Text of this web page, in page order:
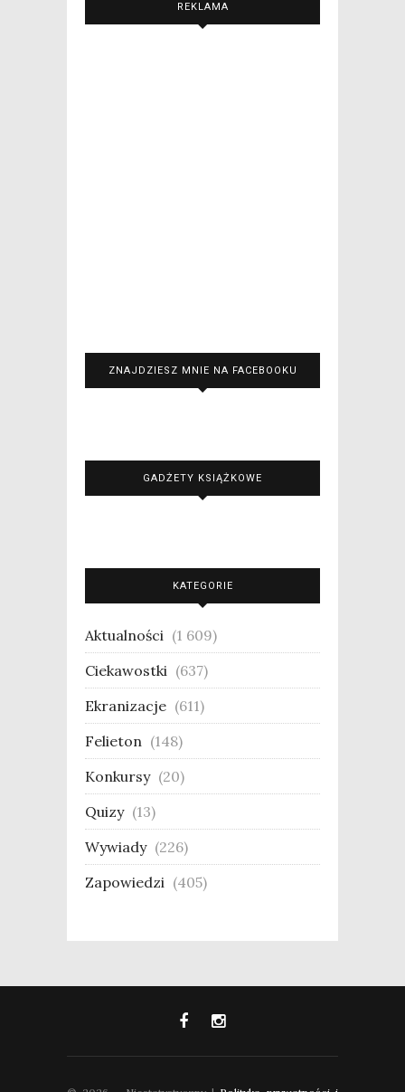
REKLAMA
ZNAJDZIESZ MNIE NA FACEBOOKU
GADŻETY KSIĄŻKOWE
KATEGORIE
Aktualności (1 609)
Ciekawostki (637)
Ekranizacje (611)
Felieton (148)
Konkursy (20)
Quizy (13)
Wywiady (226)
Zapowiedzi (405)